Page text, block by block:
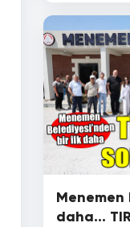
Menemen
daha...